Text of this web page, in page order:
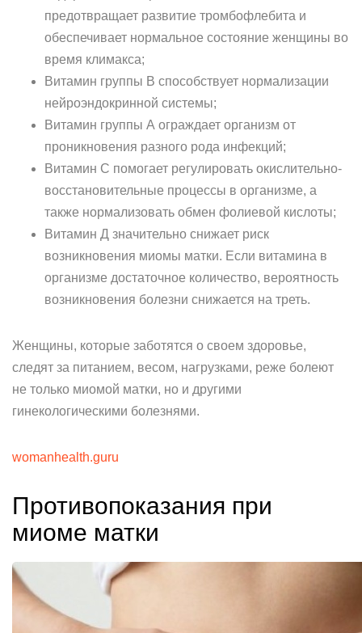
предотвращает развитие тромбофлебита и
обеспечивает нормальное состояние женщины во
время климакса;
Витамин группы В способствует нормализации
нейроэндокринной системы;
Витамин группы А ограждает организм от
проникновения разного рода инфекций;
Витамин С помогает регулировать окислительно-
восстановительные процессы в организме, а
также нормализовать обмен фолиевой кислоты;
Витамин Д значительно снижает риск
возникновения миомы матки. Если витамина в
организме достаточное количество, вероятность
возникновения болезни снижается на треть.
Женщины, которые заботятся о своем здоровье,
следят за питанием, весом, нагрузками, реже болеют
не только миомой матки, но и другими
гинекологическими болезнями.
womanhealth.guru
Противопоказания при
миоме матки